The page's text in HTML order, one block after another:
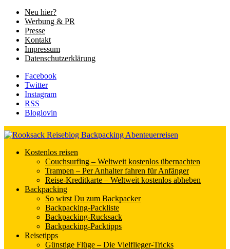
Neu hier?
Werbung & PR
Presse
Kontakt
Impressum
Datenschutzerklärung
Facebook
Twitter
Instagram
RSS
Bloglovin
Rooksack
Reiseblog für Backpacking in Europa und der Welt
Kostenlos reisen
Couchsurfing – Weltweit kostenlos übernachten
Trampen – Per Anhalter fahren für Anfänger
Reise-Kreditkarte – Weltweit kostenlos abheben
Backpacking
So wirst Du zum Backpacker
Backpacking-Packliste
Backpacking-Rucksack
Backpacking-Packtipps
Reisetipps
Günstige Flüge – Die Vielflieger-Tricks